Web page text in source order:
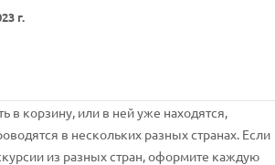
г.
в корзину, или в ней уже находятся,
в нескольких разных странах. Если
из разных стран, оформите каждую